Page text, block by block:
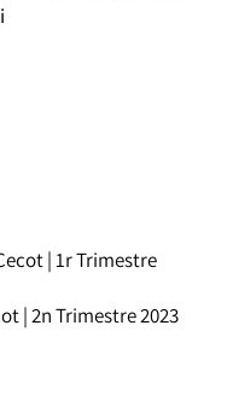
| 1r Trimestre
| 2n Trimestre 2023